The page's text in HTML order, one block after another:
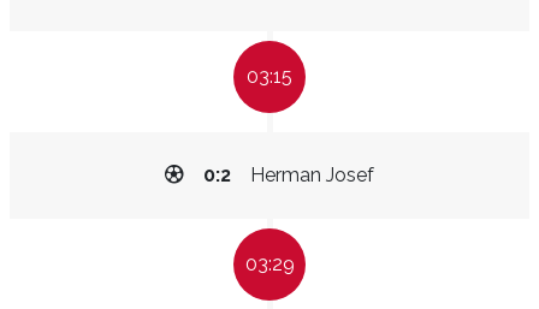
03:15
Herman Josef
0:2
03:29